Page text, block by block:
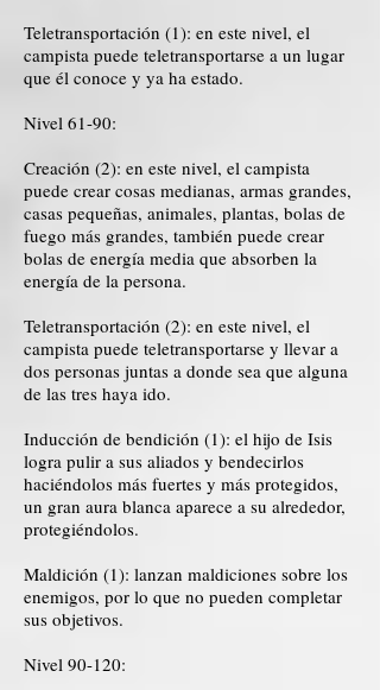
Teletransportación (1): en este nivel, el
campista puede teletransportarse a un lugar
que él conoce y ya ha estado.
Nivel 61-90:
Creación (2): en este nivel, el campista
puede crear cosas medianas, armas grandes,
casas pequeñas, animales, plantas, bolas de
fuego más grandes, también puede crear
bolas de energía media que absorben la
energía de la persona.
Teletransportación (2): en este nivel, el
campista puede teletransportarse y llevar a
dos personas juntas a donde sea que alguna
de las tres haya ido.
Inducción de bendición (1): el hijo de Isis
logra pulir a sus aliados y bendecirlos
haciéndolos más fuertes y más protegidos,
un gran aura blanca aparece a su alrededor,
protegiéndolos.
Maldición (1): lanzan maldiciones sobre los
enemigos, por lo que no pueden completar
sus objetivos.
Nivel 90-120: